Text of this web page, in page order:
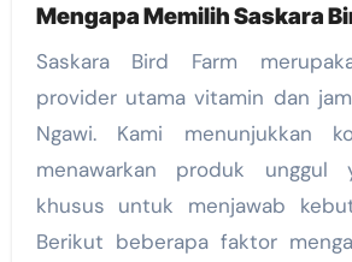
Mengapa Memilih Saskara
Saskara Bird Farm
provider utama vitamin dan
Ngawi. Kami menunjukkan
menawarkan produk unggul
khusus untuk menjawab
Berikut beberapa faktor